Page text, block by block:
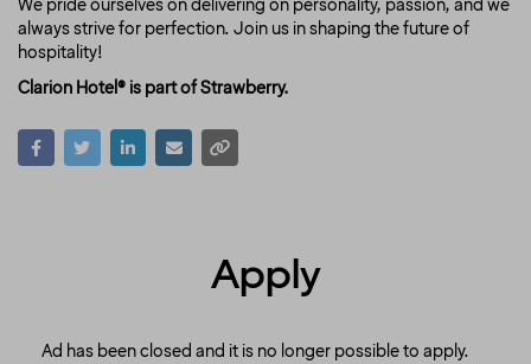
We pride ourselves on delivering on personality, passion, and we
always strive for perfection. Join us in shaping the future of
hospitality!
Clarion Hotel® is part of Strawberry.
Apply
Ad has been closed and it is no longer possible to apply.